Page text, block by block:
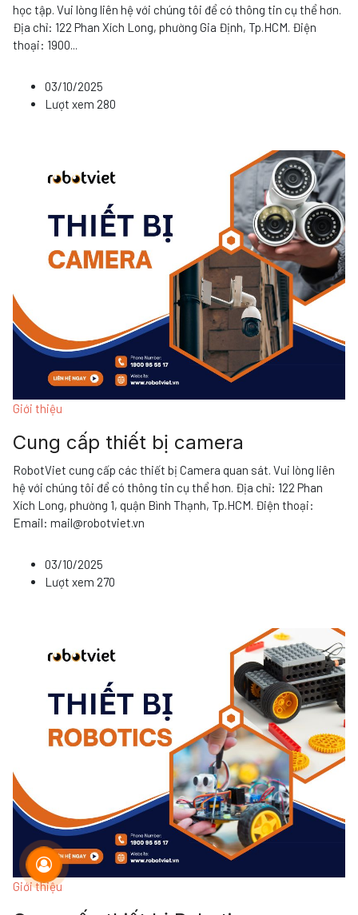
học tập. Vui lòng liên hệ với chúng tôi để có thông tin cụ thể hơn.
Địa chỉ: 122 Phan Xích Long, phường Gia Định, Tp.HCM. Điện
thoại: 1900...
03/10/2025
Lượt xem 280
Giới thiệu
Cung cấp thiết bị camera
RobotViet cung cấp các thiết bị Camera quan sát. Vui lòng liên
hệ với chúng tôi để có thông tin cụ thể hơn. Địa chỉ: 122 Phan
Xích Long, phường 1, quận Bình Thạnh, Tp.HCM. Điện thoại:
Email: mail@robotviet.vn
03/10/2025
Lượt xem 270
Giới thiệu